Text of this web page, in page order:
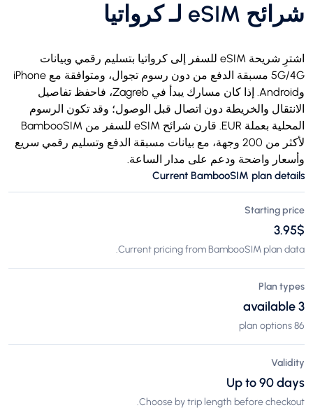
شرائح eSIM لـ كرواتيا
اشترِ شريحة eSIM للسفر إلى كرواتيا بتسليم رقمي وبيانات
5G/4G مسبقة الدفع من دون رسوم تجوال، ومتوافقة مع iPhone
وAndroid. إذا كان مسارك يبدأ في Zagreb، فاحفظ تفاصيل
الانتقال والخريطة دون اتصال قبل الوصول؛ وقد تكون الرسوم
المحلية بعملة EUR. قارن شرائح eSIM للسفر من BambooSIM
لأكثر من 200 وجهة، مع بيانات مسبقة الدفع وتسليم رقمي سريع
وأسعار واضحة ودعم على مدار الساعة.
Current BambooSIM plan details
Starting price
$‏3.95
Current pricing from BambooSIM plan data.
Plan types
3 available
86 plan options
Validity
Up to 90 days
Choose by trip length before checkout.